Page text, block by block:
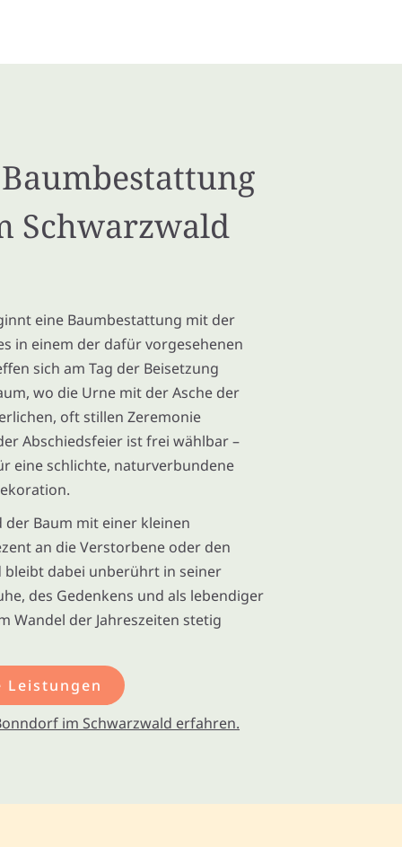
Schwarzwald
eine Baumbestattung mit der
in einem der dafür vorgesehenen
sich am Tag der Beisetzung
wo die Urne mit der Asche der
oft stillen Zeremonie
Abschiedsfeier ist frei wählbar –
eine schlichte, naturverbundene
Baum mit einer kleinen
an die Verstorbene oder den
dabei unberührt in seiner
des Gedenkens und als lebendiger
Wandel der Jahreszeiten stetig
Leistungen
im Schwarzwald erfahren.